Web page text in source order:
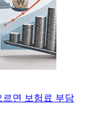
르면 보험료 부담